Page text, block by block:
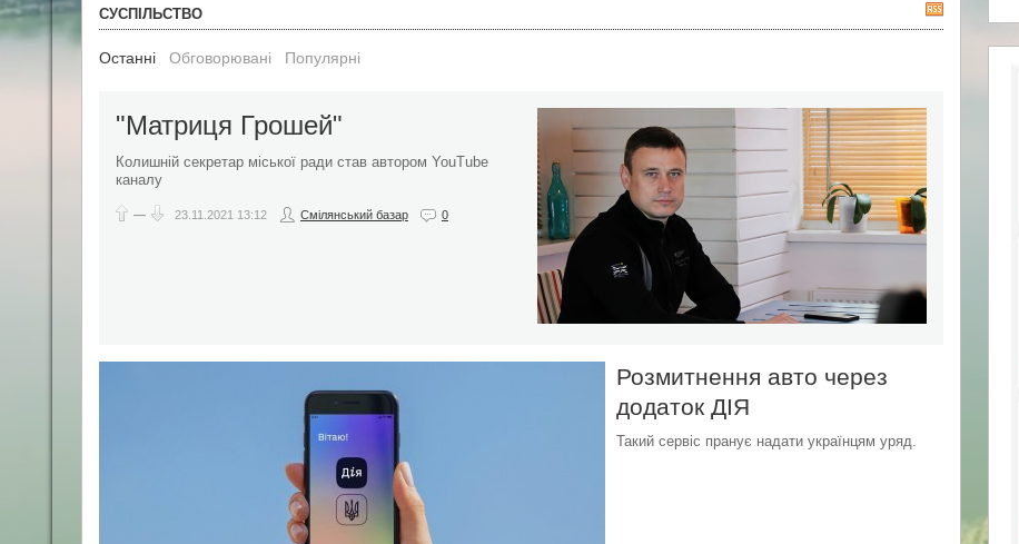
S
СУСПІЛЬСТВО
Останні Обговорювані Популярні
"Матриця Грошей"
Колишній секретар міської ради став автором YouTube
каналу
— 23.11.2021 13:12 Смілянський базар 0
Розмитнення авто через
додаток ДІЯ
Такий сервіс пранує надати українцям уряд.